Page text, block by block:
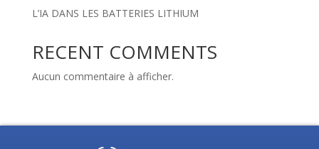
L’IA DANS LES BATTERIES LITHIUM
RECENT COMMENTS
Aucun commentaire à afficher.